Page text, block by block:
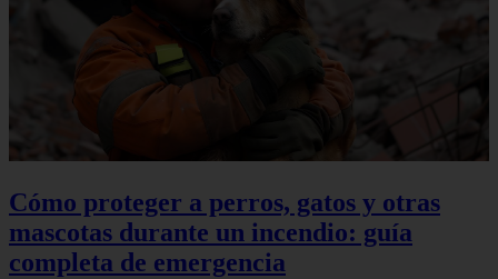
Cómo proteger a perros, gatos y otras
mascotas durante un incendio: guía
completa de emergencia